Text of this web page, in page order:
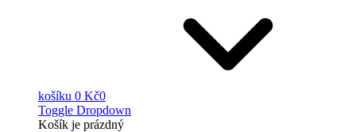
košíku 0 Kč0
Toggle Dropdown
Košík je prázdný